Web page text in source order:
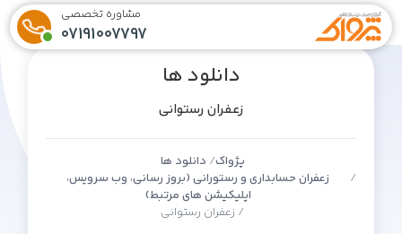
مشاوره تخصصی
07191007797
دانلود ها
زعفران رستوانی
پژواک دانلود ها
زعفران حسابداری و رستورانی (بروز رسانی، وب سرویس،
اپلیکیشن های مرتبط)
زعفران رستوانی